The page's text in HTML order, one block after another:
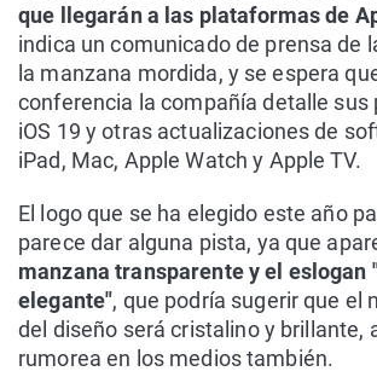
que llegarán a las plataformas de
indica un comunicado de prensa de
la manzana mordida, y se espera
conferencia la compañía detalle sus
iOS 19 y otras actualizaciones de
iPad, Mac, Apple Watch y Apple TV.
El logo que se ha elegido este año
parece dar alguna pista, ya que
manzana transparente y el eslogan
elegante", que podría sugerir que el
del diseño será cristalino y brillante,
rumorea en los medios también.